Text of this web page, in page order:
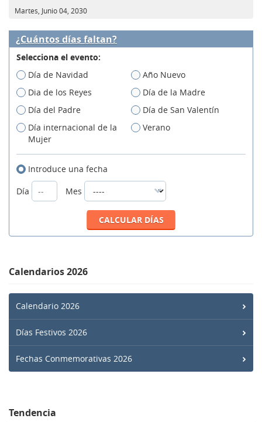
Martes, Junio 04, 2030
¿Cuántos días faltan?
Selecciona el evento:
Día de Navidad
Año Nuevo
Dia de los Reyes
Día de la Madre
Día del Padre
Día de San Valentín
Día internacional de la
Mujer
Verano
Introduce una fecha
Día
Mes
Calendarios 2026
Calendario 2026
Días Festivos 2026
Fechas Conmemorativas 2026
Tendencia